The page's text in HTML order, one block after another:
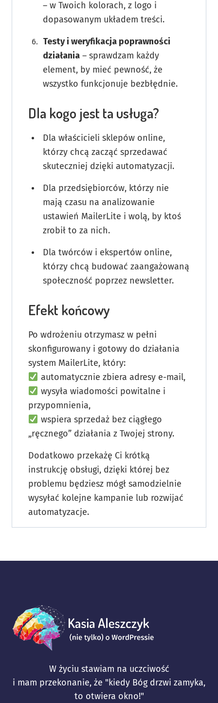
– w Twoich kolorach, z logo i
dopasowanym układem treści.
Testy i weryfikacja poprawności
działania – sprawdzam każdy
element, by mieć pewność, że
wszystko funkcjonuje bezbłędnie.
Dla kogo jest ta usługa?
Dla właścicieli sklepów online,
którzy chcą zacząć sprzedawać
skuteczniej dzięki automatyzacji.
Dla przedsiębiorców, którzy nie
mają czasu na analizowanie
ustawień MailerLite i wolą, by ktoś
zrobił to za nich.
Dla twórców i ekspertów online,
którzy chcą budować zaangażowaną
społeczność poprzez newsletter.
Efekt końcowy
Po wdrożeniu otrzymasz w pełni
skonfigurowany i gotowy do działania
system MailerLite, który:
automatycznie zbiera adresy e-mail,
wysyła wiadomości powitalne i
przypomnienia,
wspiera sprzedaż bez ciągłego
„ręcznego” działania z Twojej strony.
Dodatkowo przekażę Ci krótką
instrukcję obsługi, dzięki której bez
problemu będziesz mógł samodzielnie
wysyłać kolejne kampanie lub rozwijać
automatyzacje.
W życiu stawiam na uczciwość
i mam przekonanie, że "kiedy Bóg drzwi zamyka,
to otwiera okno!"